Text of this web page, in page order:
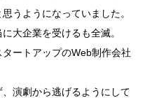
うようになっていました。
大企業を受けるも全滅。
ートアップのWeb制作会社
演劇から逃げるようにして